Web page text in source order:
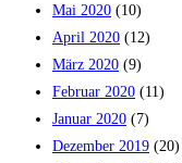
Mai 2020 (10)
April 2020 (12)
März 2020 (9)
Februar 2020 (11)
Januar 2020 (7)
Dezember 2019 (20)